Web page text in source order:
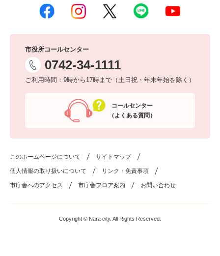
市役所コールセンター
0742-34-1111
ご利用時間：9時から17時まで（土日祝・年末年始を除く）
コールセンター
（よくある質問）
このホームページについて サイトマップ
個人情報の取り扱いについて リンク・免責事項
市庁舎へのアクセス 市庁舎フロア案内 お問い合わせ
Copyright © Nara city. All Rights Reserved.